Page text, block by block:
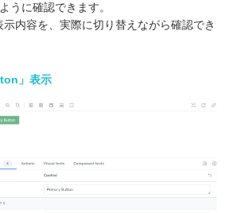
うに確認できます。
内容を、実際に切り替えながら確認でき
」表示